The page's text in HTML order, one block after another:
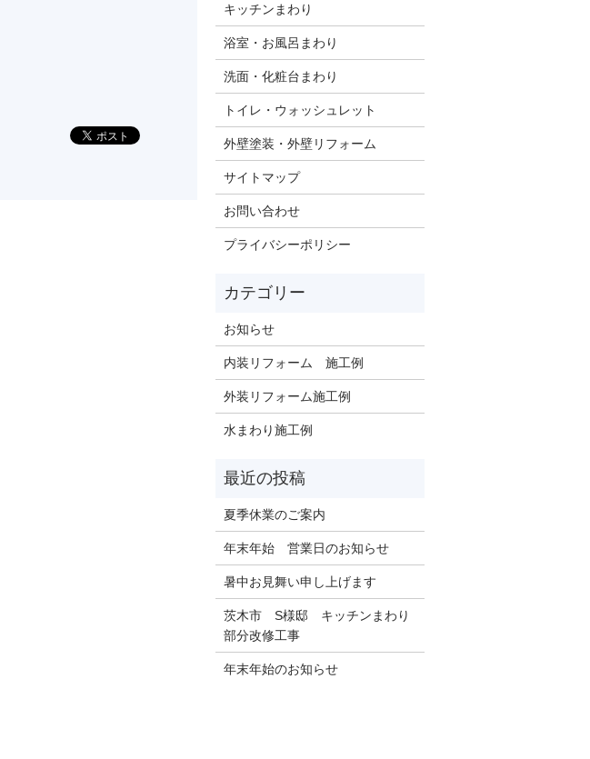
キッチンまわり
浴室・お風呂まわり
洗面・化粧台まわり
トイレ・ウォッシュレット
外壁塗装・外壁リフォーム
サイトマップ
お問い合わせ
プライバシーポリシー
お知らせ
内装リフォーム 施工例
外装リフォーム施工例
水まわり施工例
夏季休業のご案内
年末年始 営業日のお知らせ
暑中お見舞い申し上げます
茨木市 S様邸 キッチンまわり
部分改修工事
年末年始のお知らせ